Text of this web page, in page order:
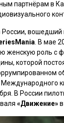
партнёрам в
вошедший
. В мае
женскую роль с
которой
Международного
В России
«Движение»